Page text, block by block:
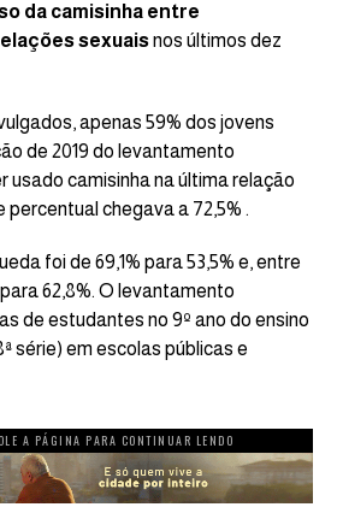
da camisinha entre
sexuaisnos últimos dez
apenas 59% dos jovens
de 2019 do levantamento
usado camisinha na última relação
percentual chegava a 72,5% .
foi de 69,1% para 53,5% e, entre
62,8%. O levantamento
de estudantes no 9º ano do ensino
série) em escolas públicas e
A PÁGINA PARA CONTINUAR LENDO